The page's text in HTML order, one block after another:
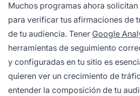
Muchos programas ahora
para verificar tus afirmaciones de
de tu audiencia. Tener Google
herramientas de seguimiento
y configuradas en tu sitio es
quieren ver un crecimiento de
entender la composición de tu